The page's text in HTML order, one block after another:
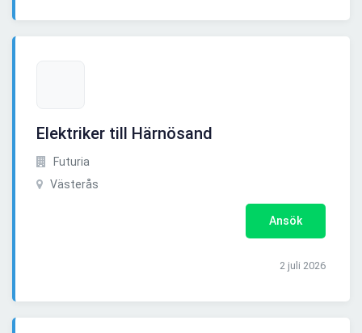
Elektriker till Härnösand
Futuria
Västerås
Ansök
2 juli 2026